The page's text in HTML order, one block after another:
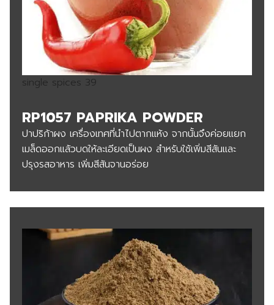
single spices 39
RP1057 PAPRIKA POWDER
ปาปริก้าผง เครื่องเทศที่นำไปตากแห้ง จากนั้นจึงค่อยแยก
เมล็ดออกแล้วบดให้ละเอียดเป็นผง สำหรับใช้เพิ่มสีสันและ
ปรุงรสอาหาร เพิ่มสีสันจานอร่อย